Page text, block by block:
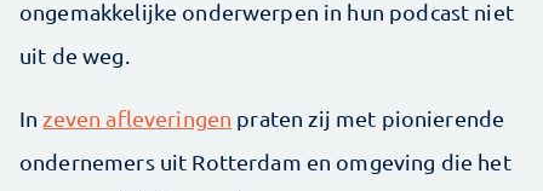
ongemakkelijke onderwerpen in hun podcast niet
uit de weg.
In zeven afleveringen praten zij met pionierende
ondernemers uit Rotterdam en omgeving die het